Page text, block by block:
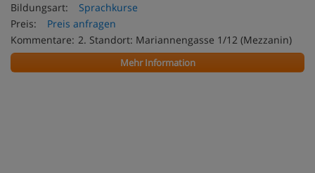
Bildungsart:
Sprachkurse
Preis:
Preis anfragen
Kommentare: 2. Standort: Mariannengasse 1/12 (Mezzanin)
Mehr Information